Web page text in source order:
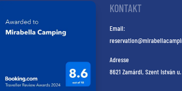
KONTAKT
Email:
Adresse
8621 Zamárdi, Szent István